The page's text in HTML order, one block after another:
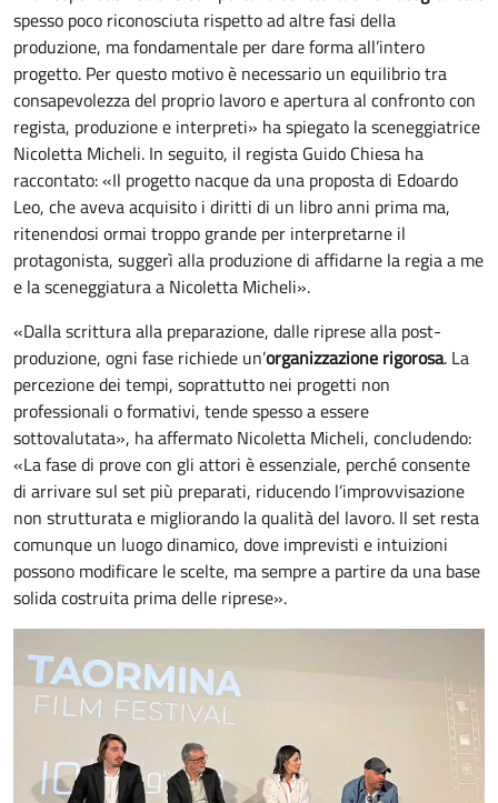
spesso poco riconosciuta rispetto ad altre fasi della
produzione, ma fondamentale per dare forma all’intero
progetto. Per questo motivo è necessario un equilibrio tra
consapevolezza del proprio lavoro e apertura al confronto con
regista, produzione e interpreti» ha spiegato la sceneggiatrice
Nicoletta Micheli. In seguito, il regista Guido Chiesa ha
raccontato: «Il progetto nacque da una proposta di Edoardo
Leo, che aveva acquisito i diritti di un libro anni prima ma,
ritenendosi ormai troppo grande per interpretarne il
protagonista, suggerì alla produzione di affidarne la regia a me
e la sceneggiatura a Nicoletta Micheli».
«Dalla scrittura alla preparazione, dalle riprese alla post-
produzione, ogni fase richiede un’organizzazione rigorosa. La
percezione dei tempi, soprattutto nei progetti non
professionali o formativi, tende spesso a essere
sottovalutata», ha affermato Nicoletta Micheli, concludendo:
«La fase di prove con gli attori è essenziale, perché consente
di arrivare sul set più preparati, riducendo l’improvvisazione
non strutturata e migliorando la qualità del lavoro. Il set resta
comunque un luogo dinamico, dove imprevisti e intuizioni
possono modificare le scelte, ma sempre a partire da una base
solida costruita prima delle riprese».